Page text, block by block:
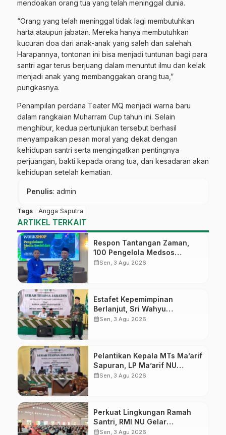
mendoakan orang tua yang telah meninggal dunia.
“Orang yang telah meninggal tidak lagi membutuhkan
harta ataupun jabatan. Mereka hanya membutuhkan
kucuran doa dari anak-anak yang saleh dan salehah.
Harapannya, tontonan ini bisa menjadi tuntunan bagi para
santri agar terus berjuang dalam menuntut ilmu dan kelak
menjadi anak yang membanggakan orang tua,”
pungkasnya.
Penampilan perdana Teater MQ menjadi warna baru
dalam rangkaian Muharram Cup tahun ini. Selain
menghibur, kedua pertunjukan tersebut berhasil
menyampaikan pesan moral yang dekat dengan
kehidupan santri serta mengingatkan pentingnya
perjuangan, bakti kepada orang tua, dan kesadaran akan
kehidupan setelah kematian.
Penulis: admin
Tags Angga Saputra
ARTIKEL TERKAIT
Respon Tantangan Zaman,
100 Pengelola Medsos
Sekolah Ma’arif Pekalongan
calendar_monthSen, 3 Agu 2026
Estafet Kepemimpinan
Berlanjut, Sri Wahyu
Susilowati Resmi Pimpin MTs
calendar_monthSen, 3 Agu 2026
Pelantikan Kepala MTs Ma’arif
Sapuran, LP Ma’arif NU
Wonosobo Tekankan Lima
calendar_monthSen, 3 Agu 2026
Perkuat Lingkungan Ramah
Santri, RMI NU Gelar
‘Sambang Pesantren’ di Pati
calendar_monthSen, 3 Agu 2026